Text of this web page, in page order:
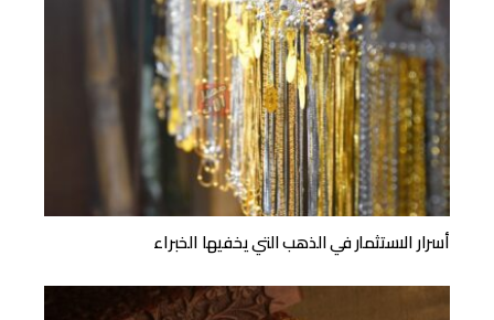
أسرار الاستثمار في الذهب التي يخفيها الخبراء